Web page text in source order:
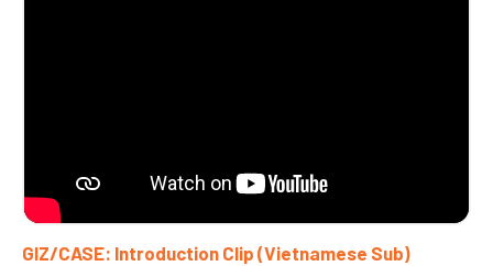
GIZ/CASE: Introduction Clip (Vietnamese Sub)